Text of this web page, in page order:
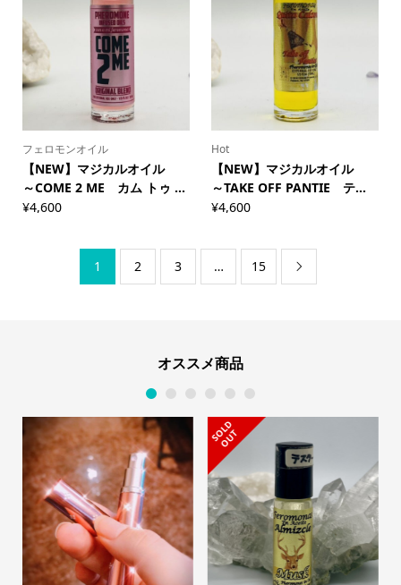
フェロモンオイル
【NEW】マジカルオイル
～COME 2 ME カム トゥ ...
¥4,600
Hot
【NEW】マジカルオイル
～TAKE OFF PANTIE テ...
¥4,600
1 2 3 … 15 
オススメ商品
S
O
L
D
O
U
T
1 2 3 4 5 6